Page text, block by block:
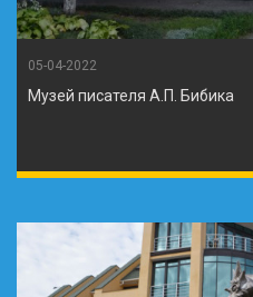
05-04-2022
Музей писателя А.П. Бибика